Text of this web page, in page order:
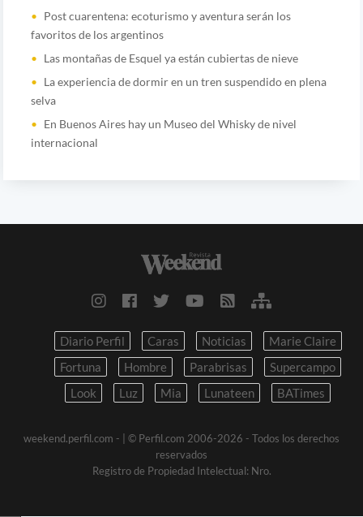
Post cuarentena: ecoturismo y aventura serán los
favoritos de los argentinos
Las montañas de Esquel ya están cubiertas de nieve
La experiencia de dormir en un tren suspendido en plena
selva
En Buenos Aires hay un Museo del Whisky de nivel
internacional
Diario Perfil Caras Noticias
Marie Claire
Fortuna
Hombre Parabrisas
Supercampo
Look
Luz Mia Lunateen BATimes
weekend.perfil.com -
| © Perfil.com 2006-2026 - Todos los derechos
reservados
Registro de Propiedad Intelectual: Nro.